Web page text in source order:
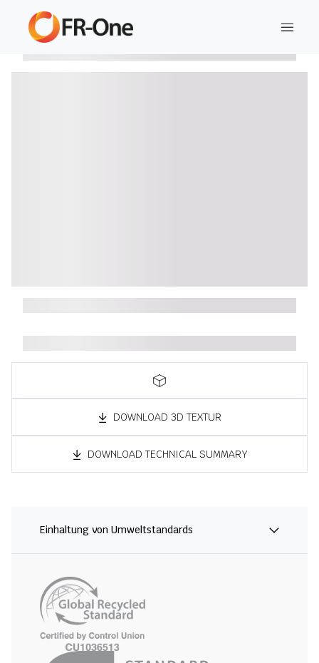
DOWNLOAD 3D TEXTUR
DOWNLOAD TECHNICAL SUMMARY
Einhaltung von Umweltstandards